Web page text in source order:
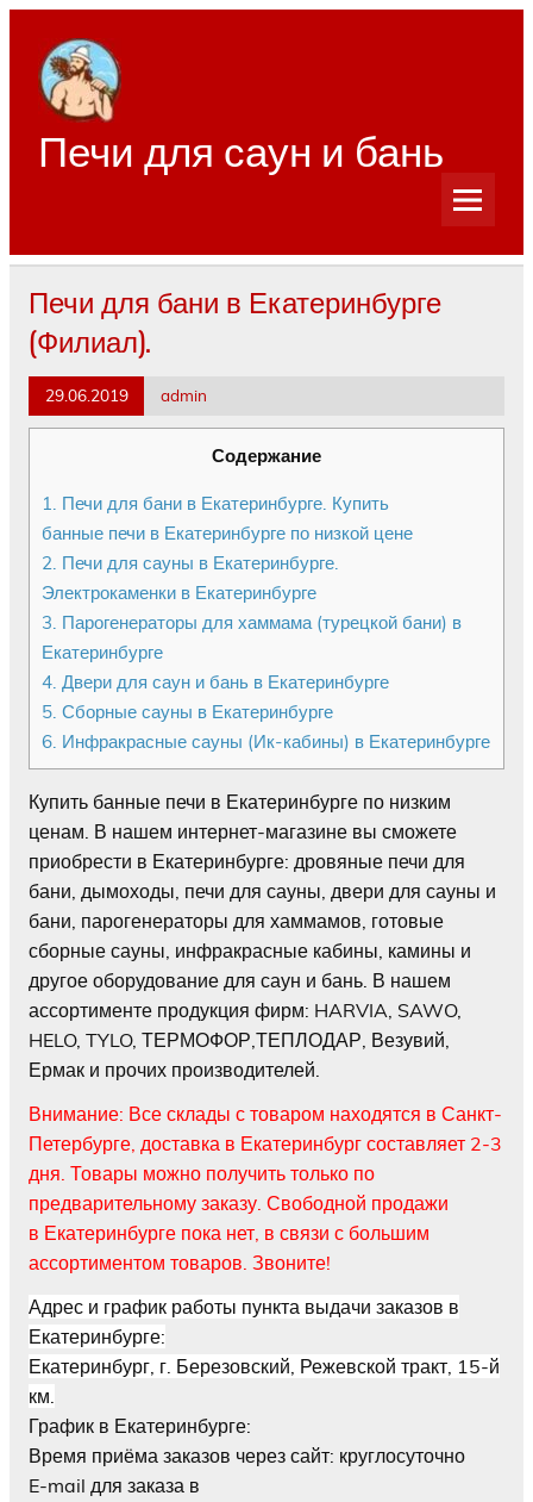
Перейти
содержимому
Печи для саун и бань
Печи для бани в Екатеринбурге
(Филиал).
29.06.2019 admin
Содержание
1. Печи для бани в Екатеринбурге. Купить
банные печи в Екатеринбурге по низкой цене
2. Печи для сауны в Екатеринбурге.
Электрокаменки в Екатеринбурге
3. Парогенераторы для хаммама (турецкой бани) в
Екатеринбурге
4. Двери для саун и бань в Екатеринбурге
5. Сборные сауны в Екатеринбурге
6. Инфракрасные сауны (Ик-кабины) в Екатеринбурге
Купить банные печи в Екатеринбурге по низким
ценам. В нашем интернет-магазине вы сможете
приобрести в Екатеринбурге: дровяные печи для
бани, дымоходы, печи для сауны, двери для сауны и
бани, парогенераторы для хаммамов, готовые
сборные сауны, инфракрасные кабины, камины и
другое оборудование для саун и бань. В нашем
ассортименте продукция фирм: HARVIA, SAWO,
HELO, TYLO, ТЕРМОФОР,ТЕПЛОДАР, Везувий,
Ермак и прочих производителей.
Внимание: Все склады с товаром находятся в Санкт-
Петербурге, доставка в Екатеринбург составляет 2-3
дня. Товары можно получить только по
предварительному заказу. Свободной продажи
в Екатеринбурге пока нет, в связи с большим
ассортиментом товаров. Звоните!
Адрес и график работы пункта выдачи заказов в
Екатеринбурге:
Екатеринбург, г. Березовский, Режевской тракт, 15-й
км.
График в Екатеринбурге:
Время приёма заказов через сайт: круглосуточно
E-mail для заказа в